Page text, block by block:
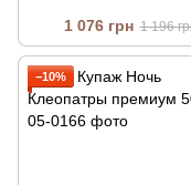
1 076 грн 1 196
−10%